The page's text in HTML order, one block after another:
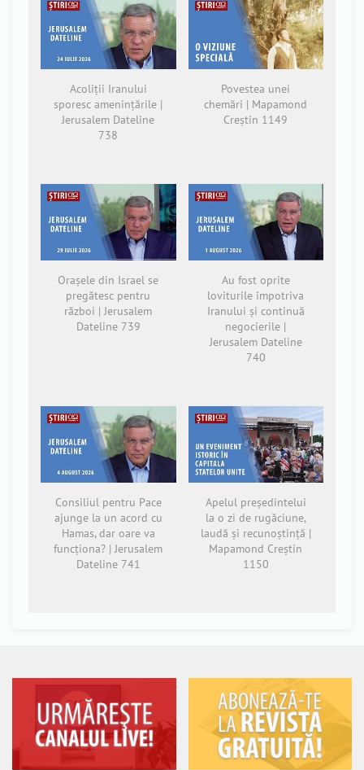
Acoliții Iranului
sporesc amenințările |
Jerusalem Dateline
738
Povestea unei
chemări | Mapamond
Creștin 1149
Orașele din Israel se
pregătesc pentru
război | Jerusalem
Dateline 739
Au fost oprite
loviturile împotriva
Iranului și continuă
negocierile |
Jerusalem Dateline
740
Consiliul pentru Pace
ajunge la un acord cu
Hamas, dar oare va
funcționa? | Jerusalem
Dateline 741
Apelul președintelui
la o zi de rugăciune,
laudă și recunoștință |
Mapamond Creștin
1150